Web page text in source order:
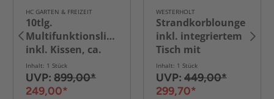
HC GARTEN & FREIZEIT
10tlg.
Multifunktionsliege
inkl. Kissen, ca.
115 x 68 x 96 cm -
Silbergrau
Inhalt: 1 Stück
UVP: 899,00*
249,00*
WESTERHOLT
Strandkorblounge
inkl. integriertem
Tisch mit
Glasplatte
Inhalt: 1 Stück
UVP: 449,00*
299,70*